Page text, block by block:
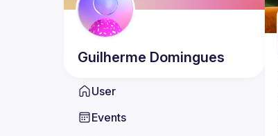
Guilherme Domingues
User
Events